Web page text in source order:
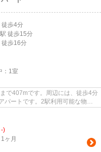
徒歩4分
駅 徒歩15分
徒歩16分
1室
で407mです。周辺には、徒歩4分
パートです。2駅利用可能な物件
-)
ヶ月